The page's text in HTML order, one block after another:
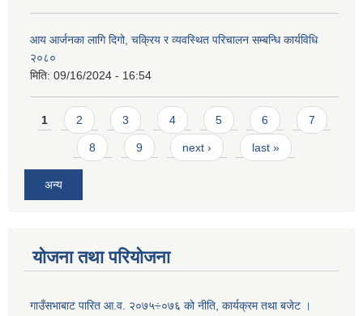
आय आर्जनका लागि दिगो, चक्रिय र व्यवस्थित परिचालन सम्बन्धि कार्यविधि
२०८०
मिति: 09/16/2024 - 16:54
Pages
1 2 3 4 5 6 7
8 9 next › last »
अन्य
योजना तथा परियोजना
गाउँसभाबाट पारित आ.व. २०७५÷०७६ को नीति, कार्यक्रम तथा बजेट ।